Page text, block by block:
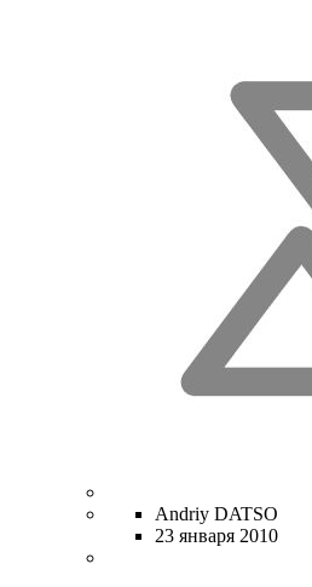
Andriy DATSO
23 января 2010